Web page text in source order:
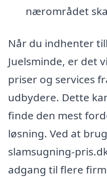
nærområdet
Når du indhenter
Juelsminde, er det
priser og services
udbydere. Dette
finde den mest
løsning. Ved at
slamsugning-
adgang til flere